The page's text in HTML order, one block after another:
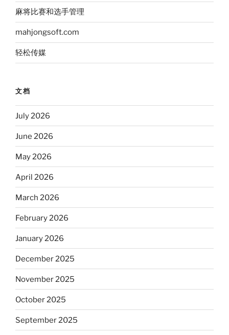
麻将比赛和选手管理
mahjongsoft.com
轻松传媒
文档
July 2026
June 2026
May 2026
April 2026
March 2026
February 2026
January 2026
December 2025
November 2025
October 2025
September 2025